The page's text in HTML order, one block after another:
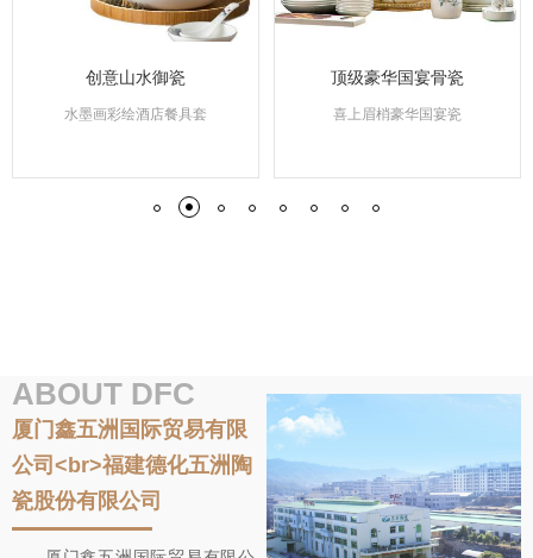
创意山水御瓷
水墨画彩绘酒店餐具套
顶级豪华国宴骨瓷
喜上眉梢豪华国宴瓷
圣诞卡通礼杯
彩绘圣诞咖啡杯
圣诞树形杯
创意圣诞树礼品杯
石榴瓷摆
火红石榴瓷摆件
功夫猫
功夫小猫咪
创意复活节兔子马克杯
高脚马克杯情侣咖啡杯
热销圣诞树小储罐
创意彩绘圣诞树储罐
豪华纯色宴会骨瓷套件
酒店专用高端骨瓷
简易纯白色酒店专用餐盘
简易餐具
ABOUT DFC
厦门鑫五洲国际贸易有限
公司<br>福建德化五洲陶
瓷股份有限公司